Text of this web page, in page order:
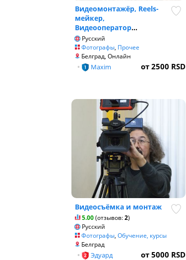
Видеомонтажёр, Reels-
мейкер,
Видеооператор...
Русский
Фотографы, Прочее
Белград, Онлайн
от 2500 RSD
• Maxim
Видеосъёмка и монтаж
5.00(отзывов:2)
Русский
Фотографы,Обучение, курсы
Белград
от 5000 RSD
• Эдуард